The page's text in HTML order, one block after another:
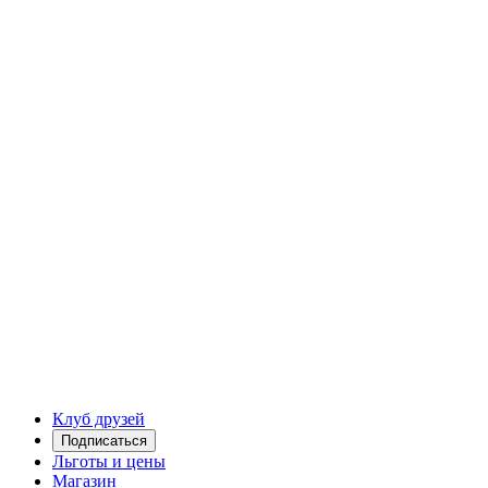
Клуб друзей
Подписаться
Льготы и цены
Магазин